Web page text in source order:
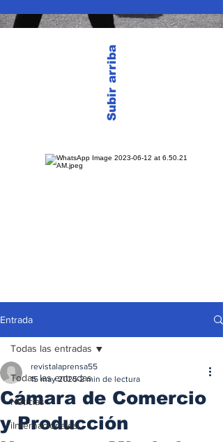
Subir arriba
Entrada
Todas las entradas
Noticias
iInternacionales
Todas las entradas
Cámara de Comercio
y Producción
revistalaprensa55
15 may 2025 2 min de lectura